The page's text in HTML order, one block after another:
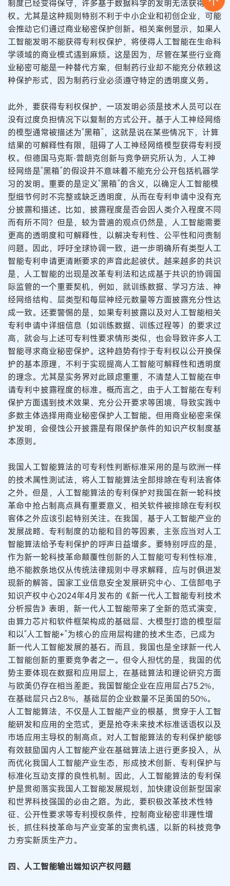
制度已经变得保守，许多基于数据科学的发明无法获得专利
权。尤其是这种规则特别不利于中小企业和初创企业，可能
会推动它们通过商业秘密保护创新。相关案例显示，如果人
工智能发明不能获得专利权保护，将使得人工智能在生命科
学领域的商业模式遇到麻烦。这是因为，尽管在某些行业商
业秘密可能是一种替代方案，但制药行业却不能充分依赖这
种保护形式，因为制药行业必须遵守特定的透明度义务。
此外，要获得专利权保护，一项发明必须是技术人员可以在
没有过度负担情况下以复制的方式公开。基于人工神经网络
的模型通常被描述为“黑箱”，这就是说在某些情况下，计算
结果的可解释性有限，阻碍了人工神经网络模型获得专利授
权。但德国马克斯·普朗克创新与竞争研究所认为，人工神
经网络是“黑箱”的假设并不意味着不能充分公开包括机器学
习的发明。重要的是定义“黑箱”的含义，以确定人工智能模
型细节何时不完整或缺乏透明度，从而在专利申请中没有充
分披露和描述。比如，披露程度是否会因人类介入程度不同
而有所不同？但是，较为普遍的观点仍然是，人工智能需要
更高的透明度和可解释性，以解决专利性、公平性和问责制
问题。因此，呼吁全球协调一致，进一步明确所有类型人工
智能专利申请更清晰要求的声音此起彼伏。越来越多的共识
是，人工智能的出现是改革专利法和达成基于共识的协调国
际监管的一个重要契机，例如，就训练数据、学习方法、神
经网络结构、层类型和每层神经元数量等方面披露充分性达
成一致。还要警惕的是，如果专利披露以及对人工智能相关
专利申请中详细信息（如训练数据、训练过程等）的要求过
高，就会与上述可专利性要求情形类似，也会导致许多人工
智能寻求商业秘密保护。这种趋势有悖于专利权以公开换保
护的基本原理，不利于实现提高人工智能可解释性和透明度
的理念。尤其是实务界对此顾虑重重，不清楚人工智能在申
请专利中披露程度的标准。概而言之，由于人工智能在专利
保护方面遇到技术效果、充分公开要求等困境，导致实践中
多数主体选择用商业秘密保护人工智能。但用商业秘密来保
护发明，会侵蚀公开披露是有限保护条件的知识产权制度基
本原则。
我国人工智能算法的可专利性判断标准采用的是与欧洲一样
的技术属性测试法，将人工智能算法全部排除在专利法客体
之外。但是，人工智能算法的专利保护对我国在新一轮科技
革命中抢占制高点具有重要意义，相关软件被排除在专利权
客体之外应该引起特别关注。在我国，基于人工智能产业的
发展战略、专利制度的功能和目的等因素，主张应当对人工
智能算法给予专利保护的呼声日益增多。要特别呼应的是，
作为新一轮科技革命颠覆性创新的人工智能可专利性标准，
绝不能教条地仅从传统法律规则中寻求解释，应与时俱进发
现新的解答。国家工业信息安全发展研究中心、工信部电子
知识产权中心2024年4月发布的《新一代人工智能专利技术
分析报告》表明，新一代人工智能带来了全新的范式演变，
由算力芯片和软件框架构成的基础层、大模型打造的模型层
和以“人工智能+”为核心的应用层构建的技术生态，已成为
新一代人工智能发展的基石。而且，我国也是全球新一代人
工智能创新的重要竞争者之一。但令人担忧的是，我国的优
势主要体现在数据和应用层上，在基础算法和理论研究方面
与欧美仍存在相当差距。我国智能企业在应用层占75.2%，
在基础层只占2.8%，基础层的企业数量不足美国的50%。
人工智能算法，不仅是人工智能产业的根基，贯穿于人工智
能研发和应用的全范式，更是抢夺未来技术标准话语权以及
市场应用主导权的制高点。对人工智能算法的专利保护能够
有效鼓励国内人工智能产业在基础算法上进行更多投入，从
而优化我国人工智能产业生态，形成技术创新、专利保护与
标准化互动支撑的良性机制。因此，人工智能算法的专利保
护是贯彻落实我国人工智能发展规划，加快建设创新型国家
和世界科技强国的必由之路。为此，要积极改革技术性特
征、公开性要求等专利授权条件，控制商业秘密非理性增
长，抓住科技革命与产业变革的宝贵机遇，以新的科技竞争
力夯实新质生产力。
四、人工智能输出端知识产权问题